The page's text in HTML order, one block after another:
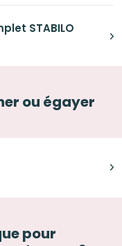
STABILO
ou égayer
pour